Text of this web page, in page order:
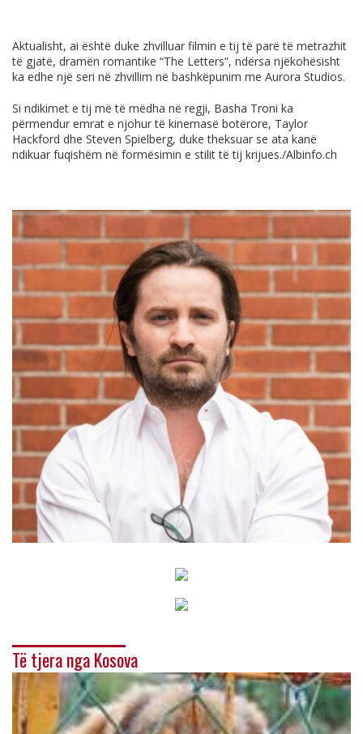
Aktualisht, ai është duke zhvilluar filmin e tij të parë të metrazhit
të gjatë, dramën romantike “The Letters”, ndërsa njëkohësisht
ka edhe një seri në zhvillim në bashkëpunim me Aurora Studios.
Si ndikimet e tij më të mëdha në regji, Basha Troni ka
përmendur emrat e njohur të kinemasë botërore, Taylor
Hackford dhe Steven Spielberg, duke theksuar se ata kanë
ndikuar fuqishëm në formësimin e stilit të tij krijues./Albinfo.ch
Të tjera nga Kosova